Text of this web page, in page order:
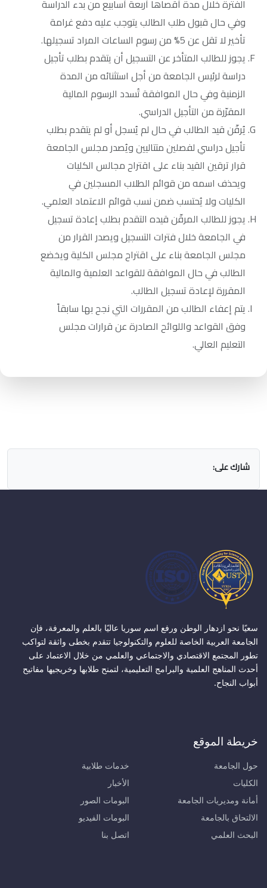
الفترة خلال مدة أقصاها أربعة أسابيع من بدء الدراسة
وفي حال قبول طلب الطالب يتوجب عليه دفع غرامة
تأخير لا تقل عن 5% من رسوم الساعات المراد تسجيلها.
يجوز للطالب المتأخر عن التسجيل أن يتقدم بطلب تأجيل
دراسة لرئيس الجامعة من أجل استثنائه من المدة
الزمنية وفي حال الموافقة تُسدد الرسوم المالية
المقرّرة من التأجيل الدراسي.
يُرقّن قيد الطالب في حال لم يُسجل أو لم يتقدم بطلب
تأجيل دراسي لفصلين متتاليين ويُصدر مجلس الجامعة
قرار ترقين القيد بناء على اقتراح مجالس الكليات
ويحذف اسمه من قوائم الطلاب المسجلين في
الكليات ولا يُحتسب ضمن نسب قوائم الاعتماد العلمي.
يجوز للطالب المرقّن قيده التقدم بطلب إعادة تسجيل
في الجامعة خلال فترات التسجيل ويصدر القرار من
مجلس الجامعة بناء على اقتراح مجلس الكلية ويخضع
الطالب في حال الموافقة للقواعد العلمية والمالية
المقررة لإعادة تسجيل الطالب.
يتم إعفاء الطالب من المقررات التي نجح بها سابقاً
وفق القواعد واللوائح الصادرة عن قرارات مجلس
التعليم العالي.
شارك على:
سعيًا نحو ازدهار الوطن ورفع اسم سوريا عاليًا بالعلم والمعرفة، فإن
الجامعة العربية الخاصة للعلوم والتكنولوجيا تتقدم بخطى واثقة لتواكب
تطور المجتمع الاقتصادي والاجتماعي والعلمي من خلال الاعتماد على
أحدث المناهج العلمية والبرامج التعليمية، لتمنح طلابها وخريجيها مفاتيح
أبواب النجاح.
خريطة الموقع
حول الجامعة
الكليات
أمانة ومديريات الجامعة
الالتحاق بالجامعة
البحث العلمي
خدمات طلابية
الأخبار
البومات الصور
البومات الفيديو
اتصل بنا